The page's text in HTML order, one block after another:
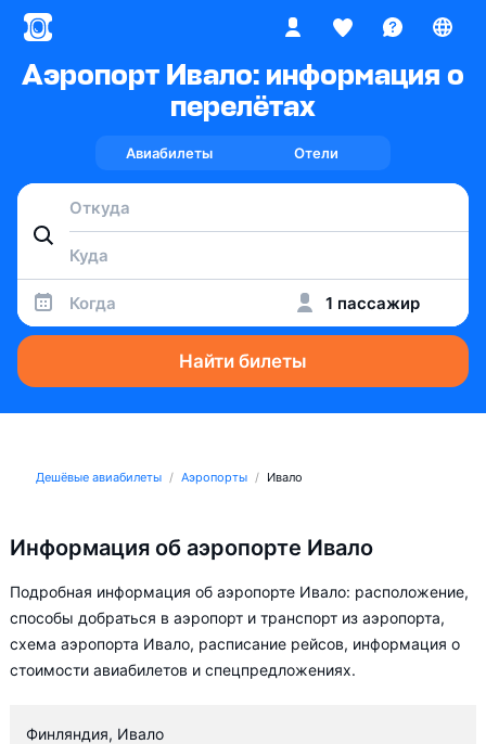
Аэропорт Ивало: информация о
перелётах
Авиабилеты Отели
Когда 1 пассажир
Найти билеты
Дешёвые авиабилеты Аэропорты Ивало
Информация об аэропорте Ивало
Подробная информация об аэропорте Ивало: расположение,
способы добраться в аэропорт и транспорт из аэропорта,
схема аэропорта Ивало, расписание рейсов, информация о
стоимости авиабилетов и спецпредложениях.
Финляндия, Ивало